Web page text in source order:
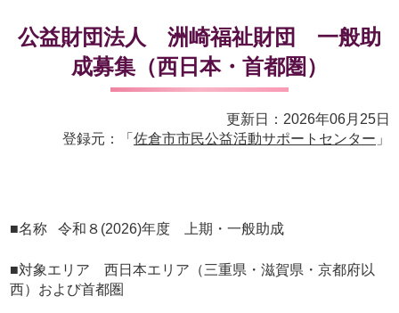
公益財団法人 洲崎福祉財団 一般助
成募集（西日本・首都圏）
更新日：2026年06月25日
登録元：「 佐倉市市民公益活動サポートセンター 」
■名称 令和８(2026)年度 上期・一般助成
■対象エリア 西日本エリア（三重県・滋賀県・京都府以
西）および首都圏